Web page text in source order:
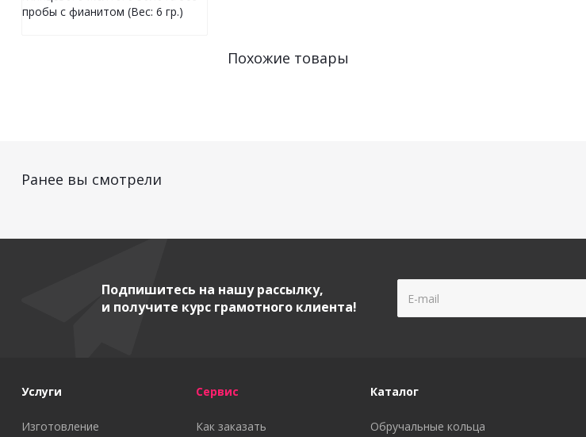
Похожие товары
пробы с фианитом (Вес: 6 гр.)
Ранее вы смотрели
Подпишитесь на нашу рассылку,
и получите курс грамотного клиента!
Услуги
Изготовление
Сервис
Как заказать
Каталог
Обручальные кольца